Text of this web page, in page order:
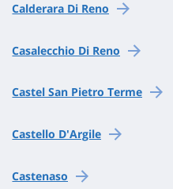
Calderara Di Reno
Casalecchio Di Reno
Castel San Pietro Terme
Castello D'Argile
Castenaso